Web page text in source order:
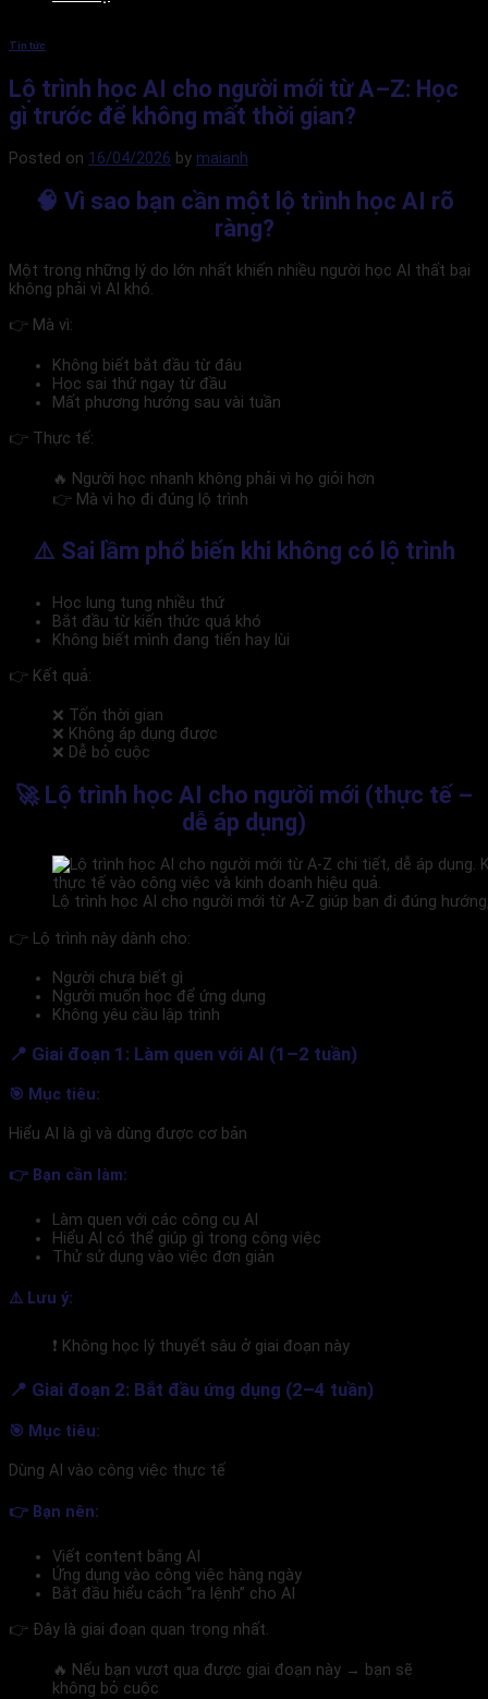
Tin tức
Lộ trình học AI cho người mới từ A–Z: Học
gì trước để không mất thời gian?
Posted on 16/04/2026 by maianh
🧠 Vì sao bạn cần một lộ trình học AI rõ
ràng?
Một trong những lý do lớn nhất khiến nhiều người học AI thất bại
không phải vì AI khó.
👉 Mà vì:
Không biết bắt đầu từ đâu
Học sai thứ ngay từ đầu
Mất phương hướng sau vài tuần
👉 Thực tế:
🔥 Người học nhanh không phải vì họ giỏi hơn
👉 Mà vì họ đi đúng lộ trình
⚠️ Sai lầm phổ biến khi không có lộ trình
Học lung tung nhiều thứ
Bắt đầu từ kiến thức quá khó
Không biết mình đang tiến hay lùi
👉 Kết quả:
❌ Tốn thời gian
❌ Không áp dụng được
❌ Dễ bỏ cuộc
🚀 Lộ trình học AI cho người mới (thực tế –
dễ áp dụng)
Lộ trình học AI cho người mới từ A-Z giúp bạn đi đúng
👉 Lộ trình này dành cho:
Người chưa biết gì
Người muốn học để ứng dụng
Không yêu cầu lập trình
📍 Giai đoạn 1: Làm quen với AI (1–2 tuần)
🎯 Mục tiêu:
Hiểu AI là gì và dùng được cơ bản
👉 Bạn cần làm:
Làm quen với các công cụ AI
Hiểu AI có thể giúp gì trong công việc
Thử sử dụng vào việc đơn giản
⚠️ Lưu ý:
❗ Không học lý thuyết sâu ở giai đoạn này
📍 Giai đoạn 2: Bắt đầu ứng dụng (2–4 tuần)
🎯 Mục tiêu:
Dùng AI vào công việc thực tế
👉 Bạn nên:
Viết content bằng AI
Ứng dụng vào công việc hàng ngày
Bắt đầu hiểu cách “ra lệnh” cho AI
👉 Đây là giai đoạn quan trọng nhất.
🔥 Nếu bạn vượt qua được giai đoạn này → bạn sẽ
không bỏ cuộc